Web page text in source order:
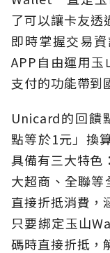
了可以讓卡友透
即時掌握交易
APP自由運用
支付的功能帶到
Unicard的回饋
點等於1元」換
具備有三大特色
大超商、全聯等
直接折抵消費，
只要綁定玉山
碼時直接折抵，